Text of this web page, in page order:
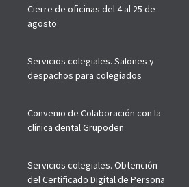
Cierre de oficinas del 4 al 25 de
agosto
Servicios colegiales. Salones y
despachos para colegiados
Convenio de Colaboración con la
clínica dental Grupoden
Servicios colegiales. Obtención
del Certificado Digital de Persona